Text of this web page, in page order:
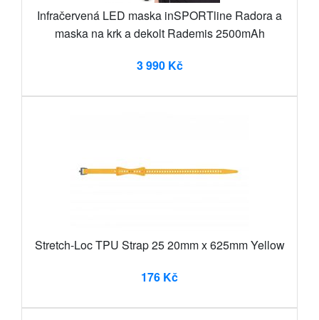
Infračervená LED maska inSPORTline Radora a
maska na krk a dekolt Rademis 2500mAh
3 990 Kč
Stretch-Loc TPU Strap 25 20mm x 625mm Yellow
176 Kč